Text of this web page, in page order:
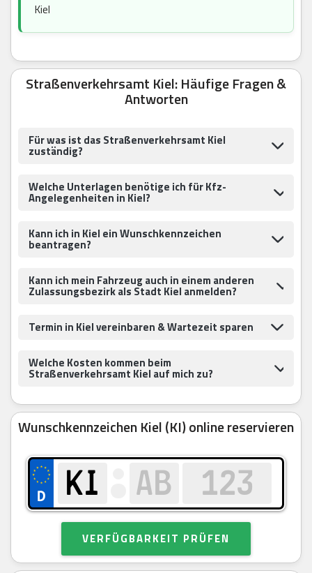
Kiel
Straßenverkehrsamt Kiel: Häufige Fragen &
Antworten
Für was ist das Straßenverkehrsamt Kiel
zuständig?
Welche Unterlagen benötige ich für Kfz-
Angelegenheiten in Kiel?
Kann ich in Kiel ein Wunschkennzeichen
beantragen?
Kann ich mein Fahrzeug auch in einem anderen
Zulassungsbezirk als Stadt Kiel anmelden?
Termin in Kiel vereinbaren & Wartezeit sparen
Welche Kosten kommen beim
Straßenverkehrsamt Kiel auf mich zu?
Wunschkennzeichen Kiel (KI) online reservieren
VERFÜGBARKEIT PRÜFEN